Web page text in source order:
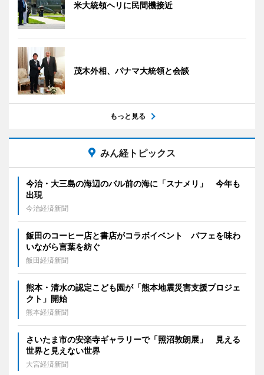
米大統領ヘリに民間機接近
茂木外相、パナマ大統領と会談
もっと見る
みん経トピックス
今治・大三島の海辺のバル前の海に「スナメリ」 今年も
出現
今治経済新聞
飯田のコーヒー店と書店がコラボイベント パフェを味わ
いながら言葉を紡ぐ
飯田経済新聞
熊本・清水の認定こども園が「熊本地震災害支援プロジェ
クト」開始
熊本経済新聞
さいたま市の安楽寺ギャラリーで「照沼敦朗展」 見える
世界と見えない世界
大宮経済新聞